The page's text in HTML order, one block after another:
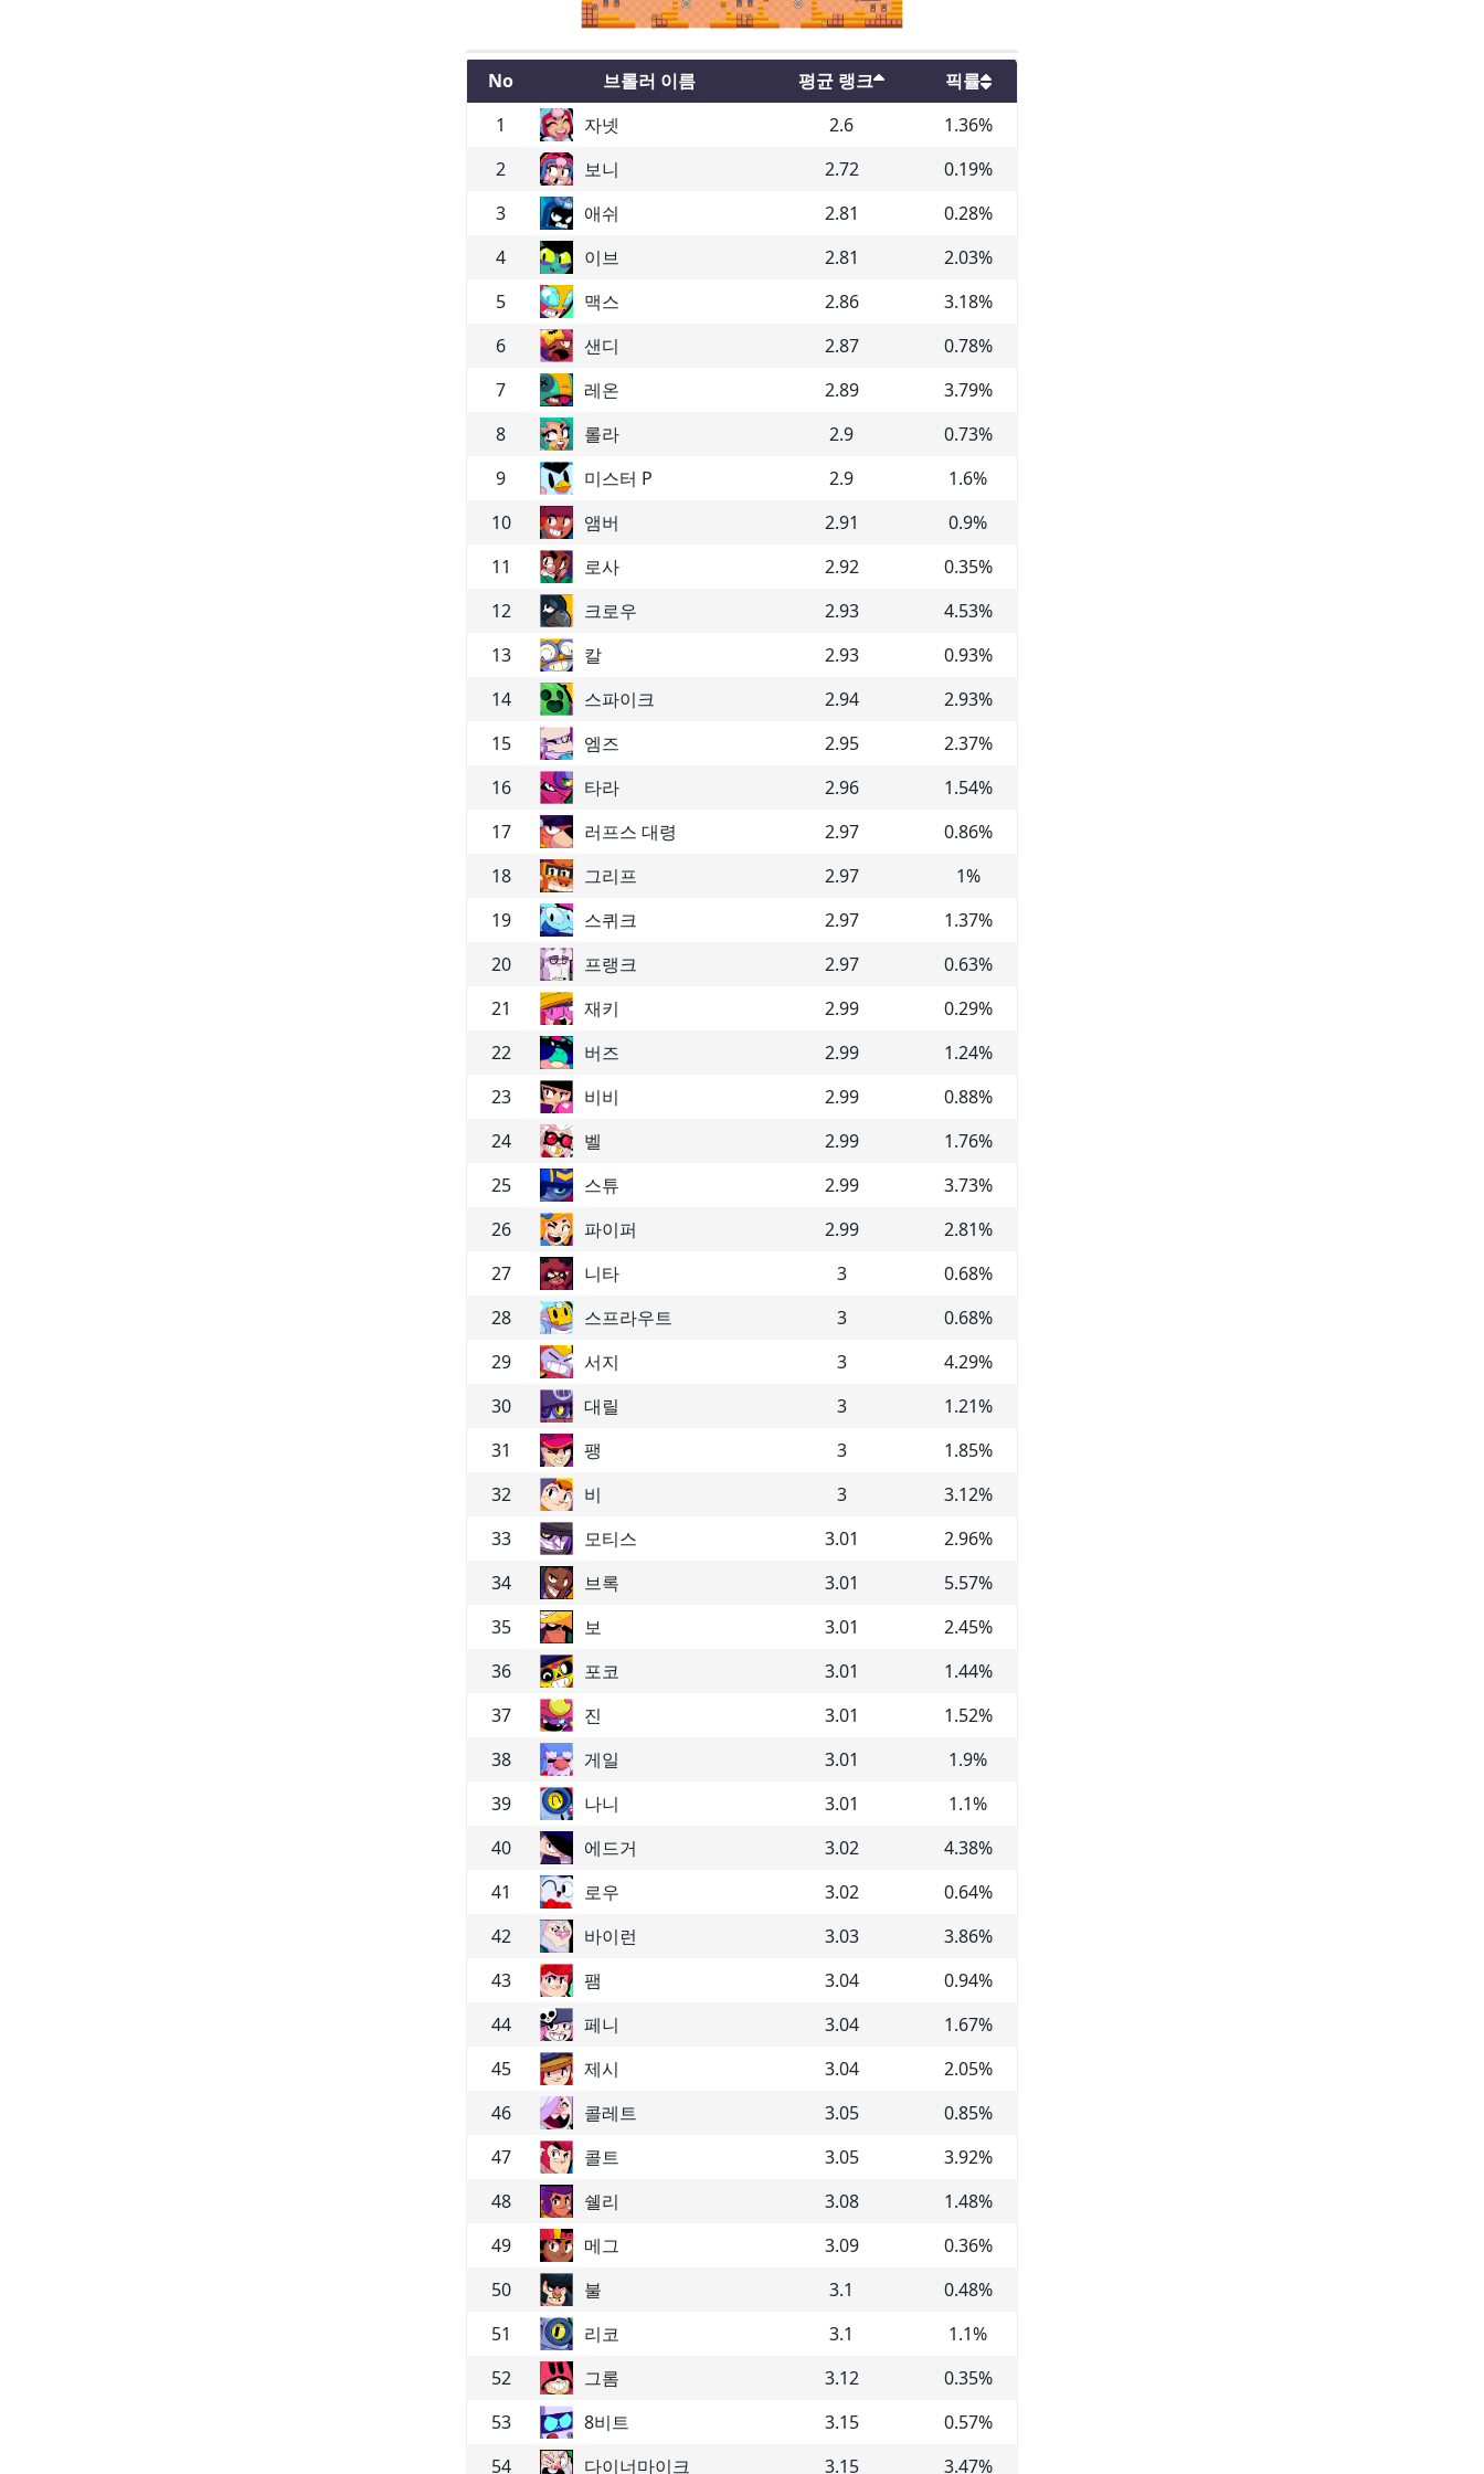
No 브롤러 이름 평균 랭크
픽률
1
자넷 2.6 1.36%
2
보니 2.72 0.19%
3
애쉬 2.81 0.28%
4
이브 2.81 2.03%
5
맥스 2.86 3.18%
6
샌디 2.87 0.78%
7
레온 2.89 3.79%
8
롤라 2.9 0.73%
9
미스터 P 2.9 1.6%
10
앰버 2.91 0.9%
11
로사 2.92 0.35%
12
크로우 2.93 4.53%
13
칼 2.93 0.93%
14
스파이크 2.94 2.93%
15
엠즈 2.95 2.37%
16
타라 2.96 1.54%
17
러프스 대령 2.97 0.86%
18
그리프 2.97 1%
19
스퀴크 2.97 1.37%
20
프랭크 2.97 0.63%
21
재키 2.99 0.29%
22
버즈 2.99 1.24%
23
비비 2.99 0.88%
24
벨 2.99 1.76%
25
스튜 2.99 3.73%
26
파이퍼 2.99 2.81%
27
니타 3 0.68%
28
스프라우트 3 0.68%
29
서지 3 4.29%
30
대릴 3 1.21%
31
팽 3 1.85%
32
비 3 3.12%
33
모티스 3.01 2.96%
34
브록 3.01 5.57%
35
보 3.01 2.45%
36
포코 3.01 1.44%
37
진 3.01 1.52%
38
게일 3.01 1.9%
39
나니 3.01 1.1%
40
에드거 3.02 4.38%
41
로우 3.02 0.64%
42
바이런 3.03 3.86%
43
팸 3.04 0.94%
44
페니 3.04 1.67%
45
제시 3.04 2.05%
46
콜레트 3.05 0.85%
47
콜트 3.05 3.92%
48
쉘리 3.08 1.48%
49
메그 3.09 0.36%
50
불 3.1 0.48%
51
리코 3.1 1.1%
52
그롬 3.12 0.35%
53
8비트 3.15 0.57%
54
다이너마이크 3.15 3.47%